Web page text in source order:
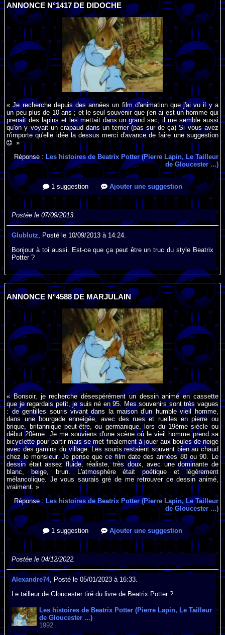
ANNONCE N°1417 DE DIDOCHE
« Je recherche depuis des années un film d'animation que j'ai vu il y a
un peu plus de 10 ans ; et le seul souvenir que j'en ai est un homme qui
prenait des lapins et les mettait dans un grand sac, il me semble aussi
qu'on y voyait un crapaud dans un terrier (pas sur de ça) Si vous avez
n'importe qu'elle idée la dessus merci d'avance de faire une suggestion
»
Réponse : Les histoires de Beatrix Potter (Pierre Lapin, Le Tailleur
de Gloucester ...)
1 suggestion Ajouter une suggestion
Postée le 07/09/2013.
Glublutz, Posté le 10/09/2013 à 14:24.
Bonjour à toi aussi. Est-ce que ça peut être un truc du style Beatrix
Potter ?
ANNONCE N°4588 DE MARJULAIN
« Bonsoir, je recherche désespérément un dessin animé en cassette
que je regardais petit, je suis né en 95. Mes souvenirs sont très vagues
: de gentilles souris vivant dans la maison d'un humble vieil homme,
dans une bourgade enneigée, avec des rues et ruelles en pierre ou
brique, britannique peut-être, ou germanique, lors du 19ème siècle ou
début 20ème. Je me souviens d'une scène où le vieil homme prend sa
bicyclette pour partir mais se met finalement à jouer aux boules de neige
avec des gamins du village. Les souris restaient souvent bien au chaud
chez le monsieur. Je pense que ce film date des années 80 ou 90. Le
dessin était assez fluide, réaliste, très doux, avec une dominante de
blanc, beige, brun. L'atmosphère était poétique et légèrement
mélancolique. Je vous saurais gré de me retrouver ce dessin animé,
vraiment. »
Réponse : Les histoires de Beatrix Potter (Pierre Lapin, Le Tailleur
de Gloucester ...)
1 suggestion Ajouter une suggestion
Postée le 04/12/2022.
Alexandre74, Posté le 05/01/2023 à 16:33.
Le tailleur de Gloucester tiré du livre de Beatrix Potter ?
Les histoires de Beatrix Potter (Pierre Lapin, Le Tailleur
de Gloucester ...)
1992